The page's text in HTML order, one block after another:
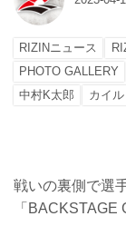
RIZINニュース
PHOTO GALLERY
中村K太郎
カイ
戦いの裏側で選
「BACKSTAGE